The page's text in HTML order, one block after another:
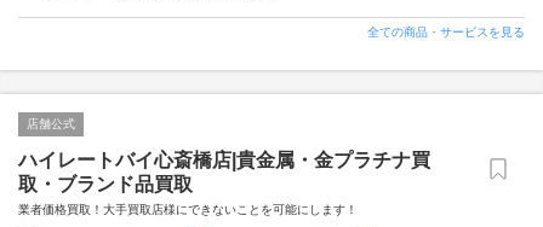
全ての商品・サービスを見る
店舗公式
ハイレートバイ心斎橋店|貴金属・金プラチナ買
取・ブランド品買取
業者価格買取！大手買取店様にできないことを可能にします！